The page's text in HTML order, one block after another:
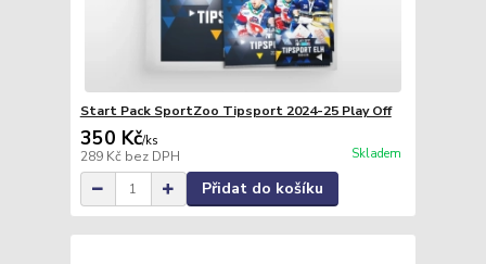
Start Pack SportZoo Tipsport 2024-25 Play Off
350 Kč/ks
289 Kč bez DPH Skladem
Přidat do košíku